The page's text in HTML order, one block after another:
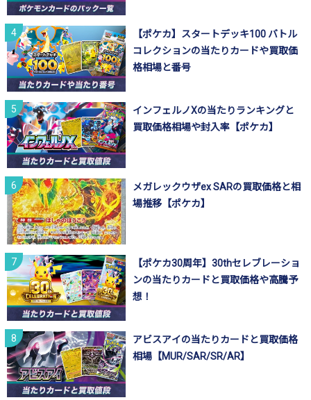
【ポケカ】スタートデッキ100 バトル
コレクションの当たりカードや買取価
格相場と番号
インフェルノXの当たりランキングと
買取価格相場や封入率【ポケカ】
メガレックウザex SARの買取価格と相
場推移【ポケカ】
【ポケカ30周年】30thセレブレーショ
ンの当たりカードと買取価格や高騰予
想！
アビスアイの当たりカードと買取価格
相場【MUR/SAR/SR/AR】